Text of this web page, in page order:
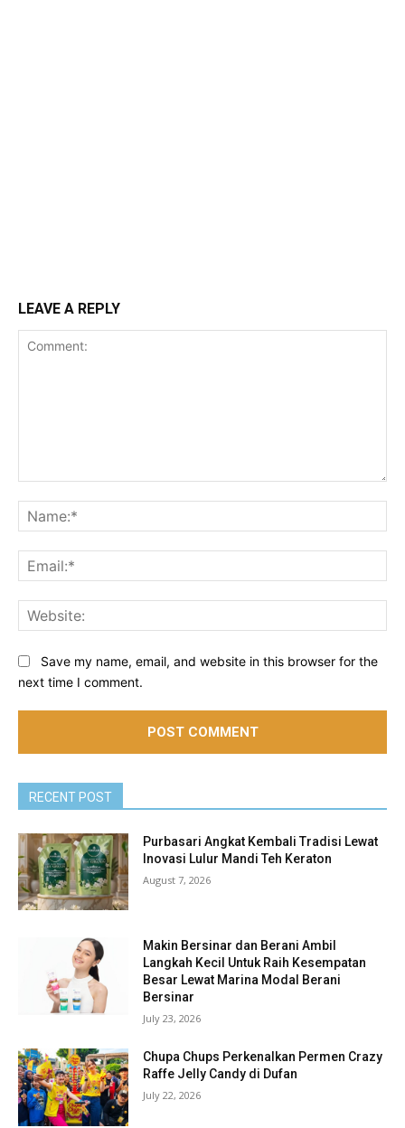
LEAVE A REPLY
Save my name, email, and website in this browser for the
next time I comment.
RECENT POST
Purbasari Angkat Kembali Tradisi Lewat
Inovasi Lulur Mandi Teh Keraton
August 7, 2026
Makin Bersinar dan Berani Ambil
Langkah Kecil Untuk Raih Kesempatan
Besar Lewat Marina Modal Berani
Bersinar
July 23, 2026
Chupa Chups Perkenalkan Permen Crazy
Raffe Jelly Candy di Dufan
July 22, 2026